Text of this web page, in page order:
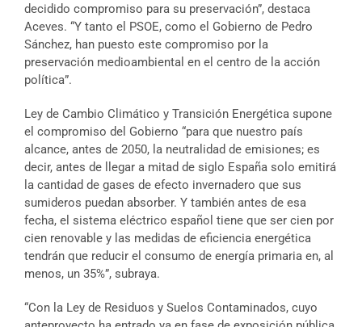
decidido compromiso para su preservación”, destaca
Aceves. “Y tanto el PSOE, como el Gobierno de Pedro
Sánchez, han puesto este compromiso por la
preservación medioambiental en el centro de la acción
política”.
Ley de Cambio Climático y Transición Energética supone
el compromiso del Gobierno “para que nuestro país
alcance, antes de 2050, la neutralidad de emisiones; es
decir, antes de llegar a mitad de siglo España solo emitirá
la cantidad de gases de efecto invernadero que sus
sumideros puedan absorber. Y también antes de esa
fecha, el sistema eléctrico español tiene que ser cien por
cien renovable y las medidas de eficiencia energética
tendrán que reducir el consumo de energía primaria en, al
menos, un 35%”, subraya.
“Con la Ley de Residuos y Suelos Contaminados, cuyo